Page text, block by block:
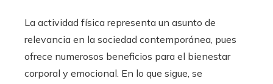
La actividad física representa un asunto de
relevancia en la sociedad contemporánea, pues
ofrece numerosos beneficios para el bienestar
corporal y emocional. En lo que sigue, se